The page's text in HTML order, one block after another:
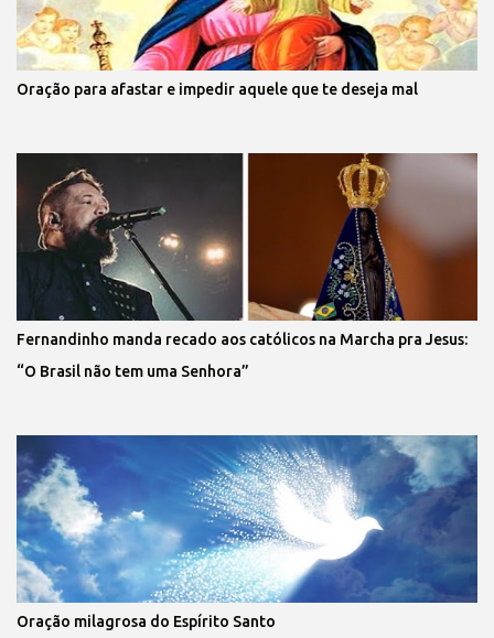
Oração para afastar e impedir aquele que te deseja mal
Fernandinho manda recado aos católicos na Marcha pra Jesus:
“O Brasil não tem uma Senhora”
Oração milagrosa do Espírito Santo